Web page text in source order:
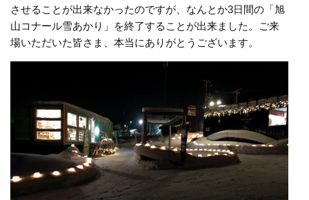
させることが出来なかったのですが、なんとか3日間の「旭
山コナール雪あかり」を終了することが出来ました。ご来
場いただいた皆さま、本当にありがとうございます。